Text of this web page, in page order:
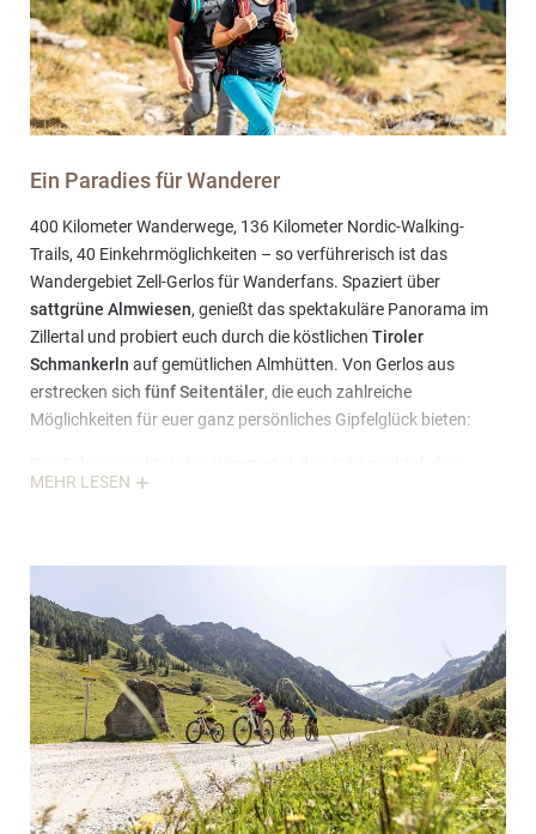
Ein Paradies für Wanderer
400 Kilometer Wanderwege, 136 Kilometer Nordic-Walking-
Trails, 40 Einkehrmöglichkeiten – so verführerisch ist das
Wandergebiet Zell-Gerlos für Wanderfans. Spaziert über
sattgrüne Almwiesen, genießt das spektakuläre Panorama im
Zillertal und probiert euch durch die köstlichen Tiroler
Schmankerln auf gemütlichen Almhütten. Von Gerlos aus
erstrecken sich fünf Seitentäler, die euch zahlreiche
Möglichkeiten für euer ganz persönliches Gipfelglück bieten:
Wildgerlostal und das Krummbachtal. Begebt euch auf breite
WANDERPROGRAMM
MEHR LESEN